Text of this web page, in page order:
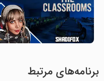
برنامه‌های مرتبط